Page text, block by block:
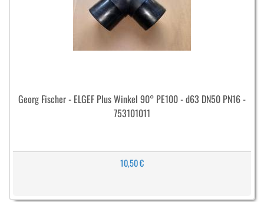
Georg Fischer - ELGEF Plus Winkel 90° PE100 - d63 DN50 PN16 -
753101011
10,50 €